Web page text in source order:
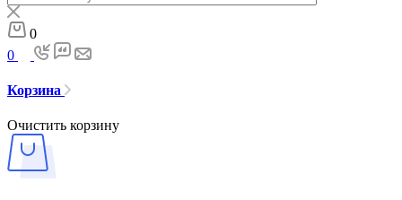
0
0
Корзина
Очистить корзину